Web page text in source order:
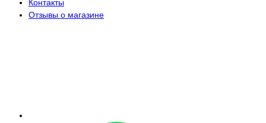
Контакты
Отзывы о магазине